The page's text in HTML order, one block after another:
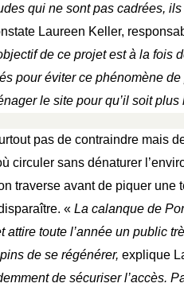
qui ne sont pas cadrées,
Laureen Keller,
de ce projet est à la fois
pour éviter ce phénomène
le site pour qu’il soit
pas de contraindre mais
circuler sans dénaturer
traverse avant de piquer une
« La calanque de
attire toute l’année un public
de se régénérer, explique
de sécuriser l’accès.